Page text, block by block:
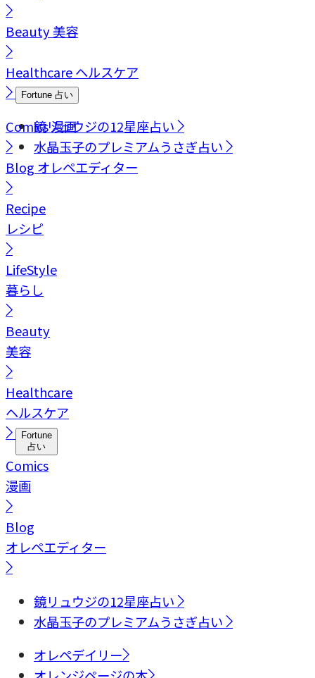
Beauty美容
Healthcareヘルスケア
Fortune 占い
鏡リュウジの12星座占い
水晶玉子のプレミアムうさぎ占い
Comics漫画
Blog オレペエディター
Recipe
レシピ
LifeStyle
暮らし
Beauty
美容
Healthcare
ヘルスケア
Fortune
占い
Comics
漫画
Blog
オレペエディター
鏡リュウジの12星座占い
水晶玉子のプレミアムうさぎ占い
オレペデイリー